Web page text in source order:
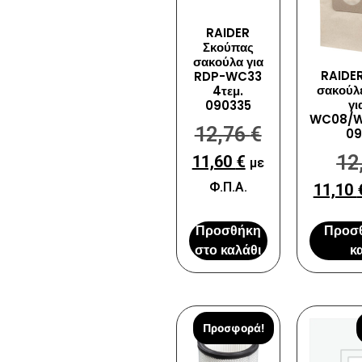
RAIDER
Σκούπας
σακούλα για
RDP-WC33
4τεμ.
090335
12,76€
11,60 € με
Φ.Π.Α.
Προσθήκη
στο καλάθι
WC08/
11,10
Προσφορά!